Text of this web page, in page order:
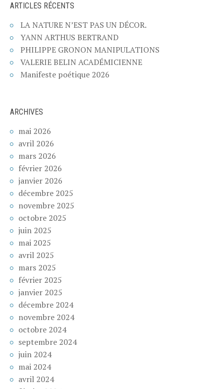
ARTICLES RÉCENTS
LA NATURE N’EST PAS UN DÉCOR.
YANN ARTHUS BERTRAND
PHILIPPE GRONON MANIPULATIONS
VALERIE BELIN ACADÉMICIENNE
Manifeste poétique 2026
ARCHIVES
mai 2026
avril 2026
mars 2026
février 2026
janvier 2026
décembre 2025
novembre 2025
octobre 2025
juin 2025
mai 2025
avril 2025
mars 2025
février 2025
janvier 2025
décembre 2024
novembre 2024
octobre 2024
septembre 2024
juin 2024
mai 2024
avril 2024